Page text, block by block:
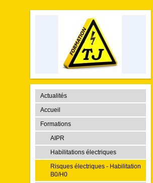
Actualités
Accueil
Formations
AIPR
Habilitations électriques
Risques électriques - Habilitation
B0/H0